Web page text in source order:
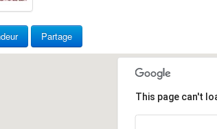
Partage
This page can't